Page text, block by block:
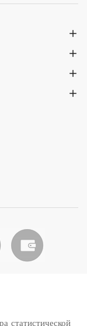
статистической